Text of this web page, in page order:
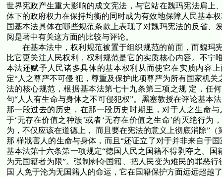
世界宪政产生重大影响的成文宪法，与它站在魏玛宪法肩
体下的政府权力在保持均衡的同时成为有效地保障人民基本
国基本法具体在哪些规范条款上表现了对魏玛宪法的反省
阅是著中有关这方面的比较与评论。
在基本法中，权利规范被置于组织规范的前面，而魏玛
比它更关注人民权利，权利规范是它的实质核心内容。不
本法还赋予人民诸多具体的基本权利从而使它在实质内容
定“人之尊严不可侵 犯，尊重及保护此项尊严为所有国家机
法的核心规范，根据基本法第七十九条第三项之规 定，任
句“人人有生命与身体之不可侵犯权”。黑塞教授在评论基本
那一段过去的历史，在那一段历史时期里，对于人之生命
于‘无存在价值之种族’或者‘无存在价值之生命’的灭绝行
为，不仅应该在道德上， 而且要在宪法的意义上彻底消除”（
那 样戕害人的生命与身体，而且“还证立了对于并非来自于
基本法第十六条第一项规定“德国人民之国籍不得剥夺之。
为无国籍者为限”。强制剥夺国籍、把人民变为难民的罪恶
国 人免于沦为无国籍人的命运，它在国籍保护方面远远超越